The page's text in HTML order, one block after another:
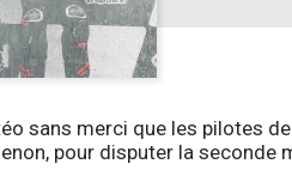
sans merci que les pilotes
pour disputer la seconde